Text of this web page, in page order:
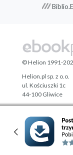
Designed with ♥ by
© Helion 1991-
Helion.pl sp. z o.o.
ul. Kościuszki 1c
44-100 Gliwice